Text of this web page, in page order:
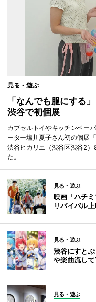
見る・遊ぶ
「なんでも服にする
渋谷で初個展
カプセルトイやキッチンペー
ーター塩川夏子さん初の個展
渋谷ヒカリエ（渋谷区渋谷2
た。
見る・遊ぶ
映画「ハチ
リバイバル
見る・遊ぶ
渋谷にすと
や楽曲流し
見る・遊ぶ